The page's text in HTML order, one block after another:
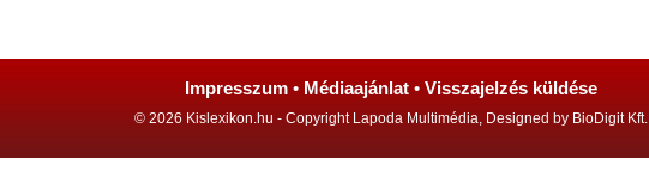
Impresszum • Médiaajánlat • Visszajelzés küldése
© 2026 Kislexikon.hu - Copyright Lapoda Multimédia, Designed by BioDigit Kft.